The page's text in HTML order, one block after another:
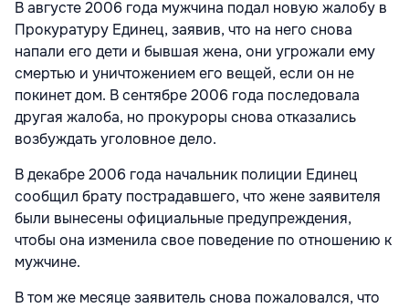
В августе 2006 года мужчина подал новую жалобу в
Прокуратуру Единец, заявив, что на него снова
напали его дети и бывшая жена, они угрожали ему
смертью и уничтожением его вещей, если он не
покинет дом. В сентябре 2006 года последовала
другая жалоба, но прокуроры снова отказались
возбуждать уголовное дело.
В декабре 2006 года начальник полиции Единец
сообщил брату пострадавшего, что жене заявителя
были вынесены официальные предупреждения,
чтобы она изменила свое поведение по отношению к
мужчине.
В том же месяце заявитель снова пожаловался, что